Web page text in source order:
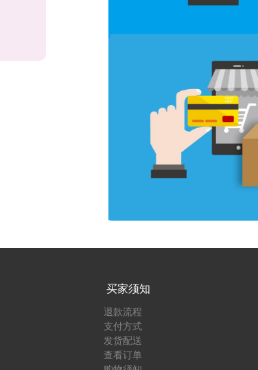
买家须知
退款流程
支付方式
发货配送
查看订单